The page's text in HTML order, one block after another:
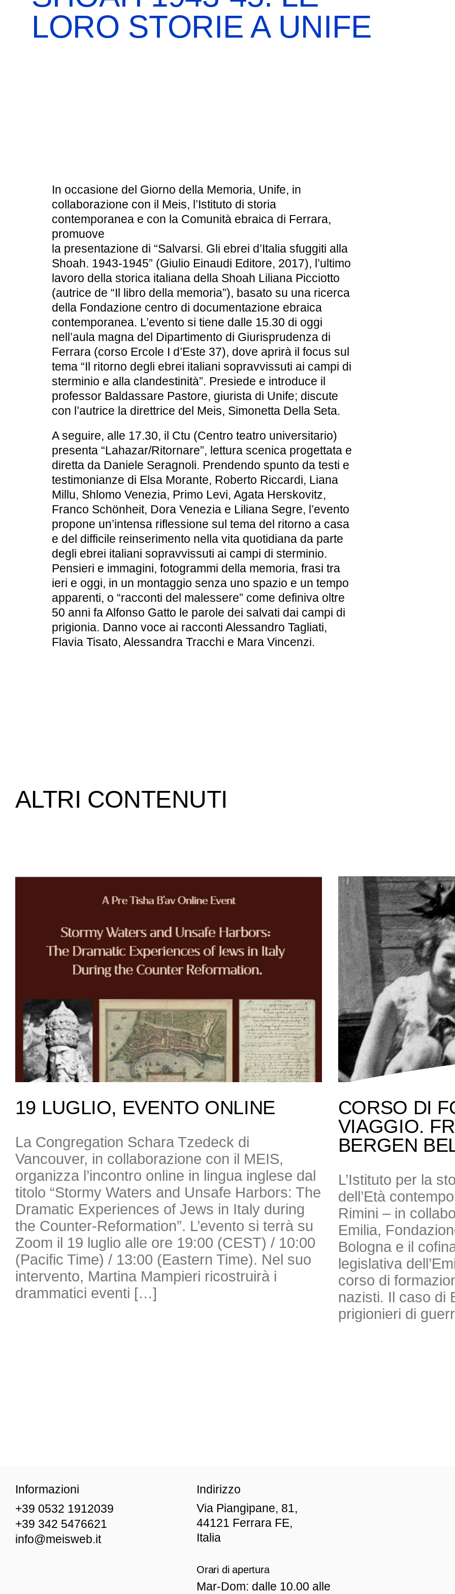
BOOKSHOP
AULA DIDATTICA
VISITE GUIDATE
PASSATI
RICERCA
IL CICLO DELLA VITA
#ITALIAEBRAICA
LORO STORIE A UNIFE
In occasione del Giorno della Memoria, Unife, in
collaborazione con il Meis, l’Istituto di storia
contemporanea e con la Comunità ebraica di Ferrara,
promuove
la presentazione di “Salvarsi. Gli ebrei d’Italia sfuggiti alla
Shoah. 1943-1945” (Giulio Einaudi Editore, 2017), l’ultimo
lavoro della storica italiana della Shoah Liliana Picciotto
(autrice de “Il libro della memoria”), basato su una ricerca
della Fondazione centro di documentazione ebraica
contemporanea. L’evento si tiene dalle 15.30 di oggi
nell’aula magna del Dipartimento di Giurisprudenza di
Ferrara (corso Ercole I d’Este 37), dove aprirà il focus sul
tema “Il ritorno degli ebrei italiani sopravvissuti ai campi di
sterminio e alla clandestinità”. Presiede e introduce il
professor Baldassare Pastore, giurista di Unife; discute
con l’autrice la direttrice del Meis, Simonetta Della Seta.
A seguire, alle 17.30, il Ctu (Centro teatro universitario)
presenta “Lahazar/Ritornare”, lettura scenica progettata e
diretta da Daniele Seragnoli. Prendendo spunto da testi e
testimonianze di Elsa Morante, Roberto Riccardi, Liana
Millu, Shlomo Venezia, Primo Levi, Agata Herskovitz,
Franco Schönheit, Dora Venezia e Liliana Segre, l’evento
propone un’intensa riflessione sul tema del ritorno a casa
e del difficile reinserimento nella vita quotidiana da parte
degli ebrei italiani sopravvissuti ai campi di sterminio.
Pensieri e immagini, fotogrammi della memoria, frasi tra
ieri e oggi, in un montaggio senza uno spazio e un tempo
apparenti, o “racconti del malessere” come definiva oltre
50 anni fa Alfonso Gatto le parole dei salvati dai campi di
prigionia. Danno voce ai racconti Alessandro Tagliati,
Flavia Tisato, Alessandra Tracchi e Mara Vincenzi.
ALTRI CONTENUTI
19 LUGLIO, EVENTO ONLINE
La Congregation Schara Tzedeck di
Vancouver, in collaborazione con il MEIS,
organizza l’incontro online in lingua inglese dal
titolo “Stormy Waters and Unsafe Harbors: The
Dramatic Experiences of Jews in Italy during
the Counter-Reformation”. L’evento si terrà su
Zoom il 19 luglio alle ore 19:00 (CEST) / 10:00
(Pacific Time) / 13:00 (Eastern Time). Nel suo
intervento, Martina Mampieri ricostruirà i
drammatici eventi […]
CORSO DI
VIAGGIO.
BERGEN
L’Istituto per la
dell’Età
Rimini – in
Emilia,
Bologna e il
legislativa
corso di
nazisti. Il caso di
prigionieri di
Informazioni
+39 0532 1912039
+39 342 5476621
info@meisweb.it
Indirizzo
Via Piangipane, 81,
44121 Ferrara FE,
Italia
Orari di apertura
Mar-Dom: dalle 10.00 alle